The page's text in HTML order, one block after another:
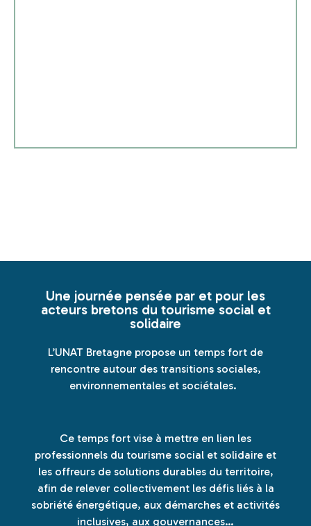
Une journée pensée par et pour les
acteurs bretons du tourisme social et
solidaire
L’UNAT Bretagne propose un temps fort de
rencontre autour des transitions sociales,
environnementales et sociétales.
Ce temps fort vise à mettre en lien les
professionnels du tourisme social et solidaire et
les offreurs de solutions durables du territoire,
afin de relever collectivement les défis liés à la
sobriété énergétique, aux démarches et activités
inclusives, aux gouvernances…